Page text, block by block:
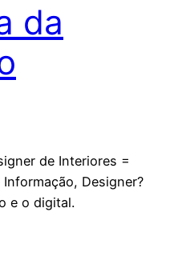
da
de Interiores =
Designer?
e o digital.